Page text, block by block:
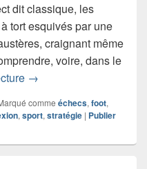
dit classique, les
tort esquivés par une
craignant même
voire, dans le
Chronique jeu de
→
comme échecs, foot,
, sport, stratégie | Publier